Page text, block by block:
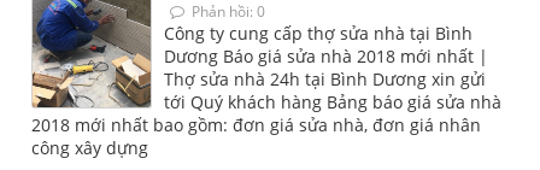
Phản hồi: 0
Công ty cung cấp thợ sửa nhà tại Bình
Dương Báo giá sửa nhà 2018 mới nhất |
Thợ sửa nhà 24h tại Bình Dương xin gửi
tới Quý khách hàng Bảng báo giá sửa nhà
2018 mới nhất bao gồm: đơn giá sửa nhà, đơn giá nhân
công xây dựng